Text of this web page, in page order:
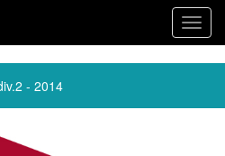
- 2014